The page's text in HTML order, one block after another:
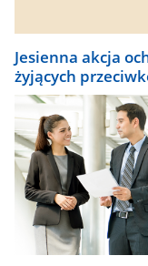
Jesienna akcja
żyjących